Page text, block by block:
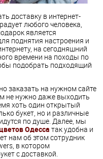
доставку в интернет-
любого человека,
является
поднятия настроения и
на сегодняшний
времени на походы по
подобрать подходящий
заказать на нужном сайте
не нужно даже выходить
хоть один открытый
букет, но и различные
по душе. Далее, мы
Одесса так удобна и
нам об этом сотрудник
в котором
с доставкой.